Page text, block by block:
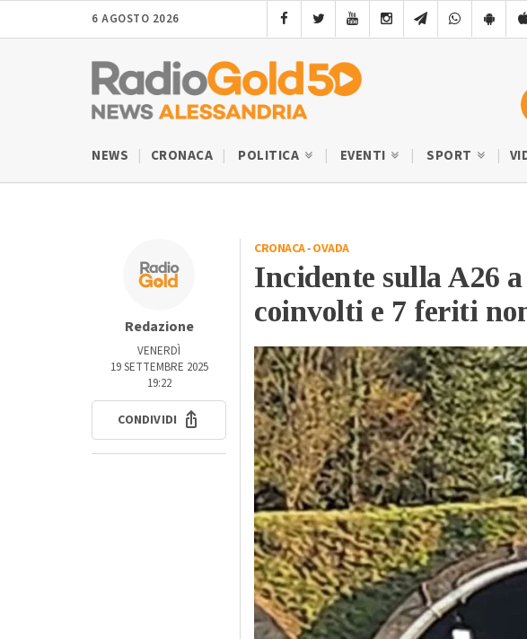
6 AGOSTO 2026
NEWS CRONACA POLITICA EVENTI SPORT
Redazione
VENERDÌ
19 SETTEMBRE 2025
19:22
CONDIVIDI
CRONACA-OVADA
Incidente sulla A26
coinvolti e 7 feriti